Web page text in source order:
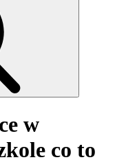
w
co to